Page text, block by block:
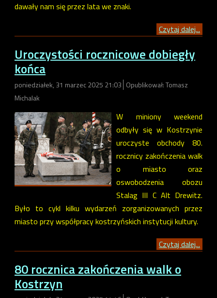
dawały nam się przez lata we znaki.
Czytaj dalej...
Uroczystości rocznicowe dobiegły
końca
poniedziałek, 31 marzec 2025 21:03 Opublikował: Tomasz
Michalak
W miniony weekend
odbyły się w Kostrzynie
uroczyste obchody 80.
rocznicy zakończenia walk
o miasto oraz
oswobodzenia obozu
Stalag III C Alt Drewitz.
Było to cykl kilku wydarzeń zorganizowanych przez
miasto przy współpracy kostrzyńskich instytucji kultury.
Czytaj dalej...
80 rocznica zakończenia walk o
Kostrzyn